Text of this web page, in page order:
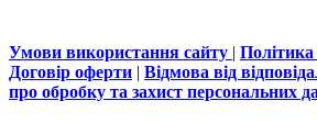
Умови використання сайту | Політика
Договір оферти | Відмова від
про обробку та захист персональних